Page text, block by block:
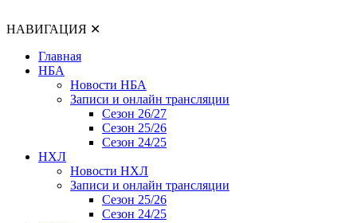
НАВИГАЦИЯ ✕
Главная
НБА
Новости НБА
Записи и онлайн трансляции
Сезон 26/27
Сезон 25/26
Сезон 24/25
НХЛ
Новости НХЛ
Записи и онлайн трансляции
Сезон 25/26
Сезон 24/25